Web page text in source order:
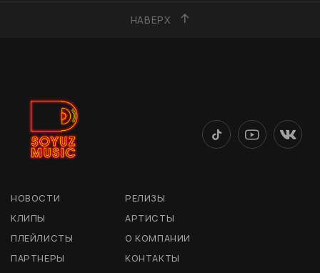
НАВЕРХ
НОВОСТИ
РЕЛИЗЫ
КЛИПЫ
АРТИСТЫ
ПЛЕЙЛИСТЫ
О КОМПАНИИ
ПАРТНЕРЫ
КОНТАКТЫ